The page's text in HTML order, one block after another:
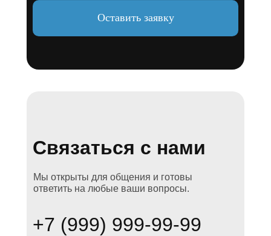
Оставить заявку
+7 (999) 999-99-99
Связаться с нами
Мы открыты для общения и готовы
ответить на любые ваши вопросы.